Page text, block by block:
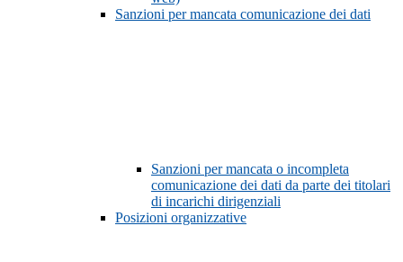
Sanzioni per mancata comunicazione dei dati
Sanzioni per mancata o incompleta
comunicazione dei dati da parte dei titolari
di incarichi dirigenziali
Posizioni organizzative